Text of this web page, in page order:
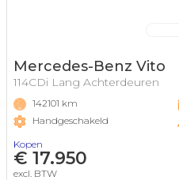
Mercedes-Benz Vito
114CDi Lang Achterdeuren
142101 km
Handgeschakeld
Kopen
€ 17.950
excl. BTW